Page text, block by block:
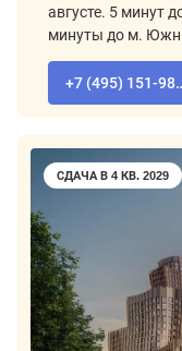
августе. 5 минут
минуты до м.
+7
СДАЧА В 4 КВ. 2029